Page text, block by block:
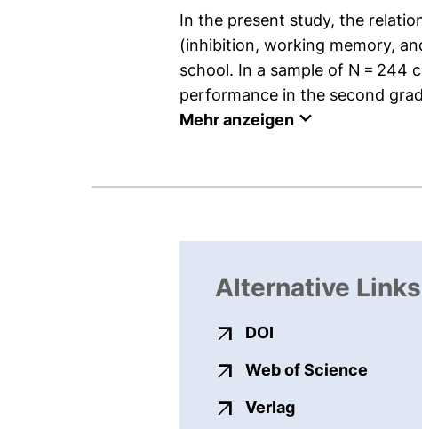
In the present study, the
(inhibition, working memory,
school. In a sample of N = 244
performance in the second
Mehr anzeigen
Alternative
DOI
Web of Science
Verlagexterner Link,